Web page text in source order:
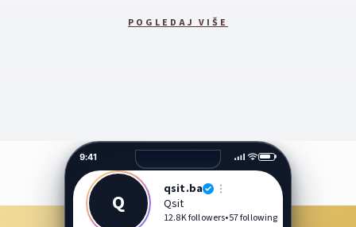
POGLEDAJ VIŠE
9:41
Q
qsit.ba
Qsit
12.8Kfollowers•57following